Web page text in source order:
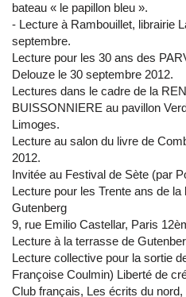
bateau « le papillon bleu ».
- Lecture à Rambouillet, librairie
septembre.
Lecture pour les 30 ans des
Delouze le 30 septembre 2012.
Lectures dans le cadre de la
BUISSONNIERE au pavillon
Limoges.
Lecture au salon du livre de
2012.
Invitée au Festival de Sète (par
Lecture pour les Trente ans de
Gutenberg
9, rue Emilio Castellar, Paris
Lecture à la terrasse de
Lecture collective pour la sortie
Françoise Coulmin) Liberté de
Club français, Les écrits du